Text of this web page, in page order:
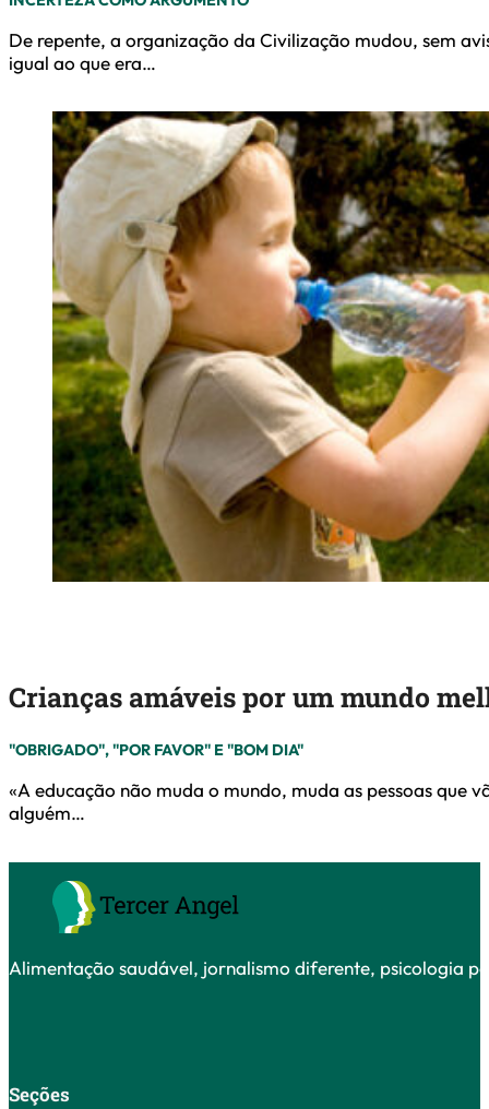
De repente, a organização da Civilização mudou, sem
igual ao que era…
Crianças amáveis por um mundo
"OBRIGADO", "POR FAVOR" E "BOM DIA"
«A educação não muda o mundo, muda as pessoas que
alguém…
Alimentação saudável, jornalismo diferente, psicologia
Seções